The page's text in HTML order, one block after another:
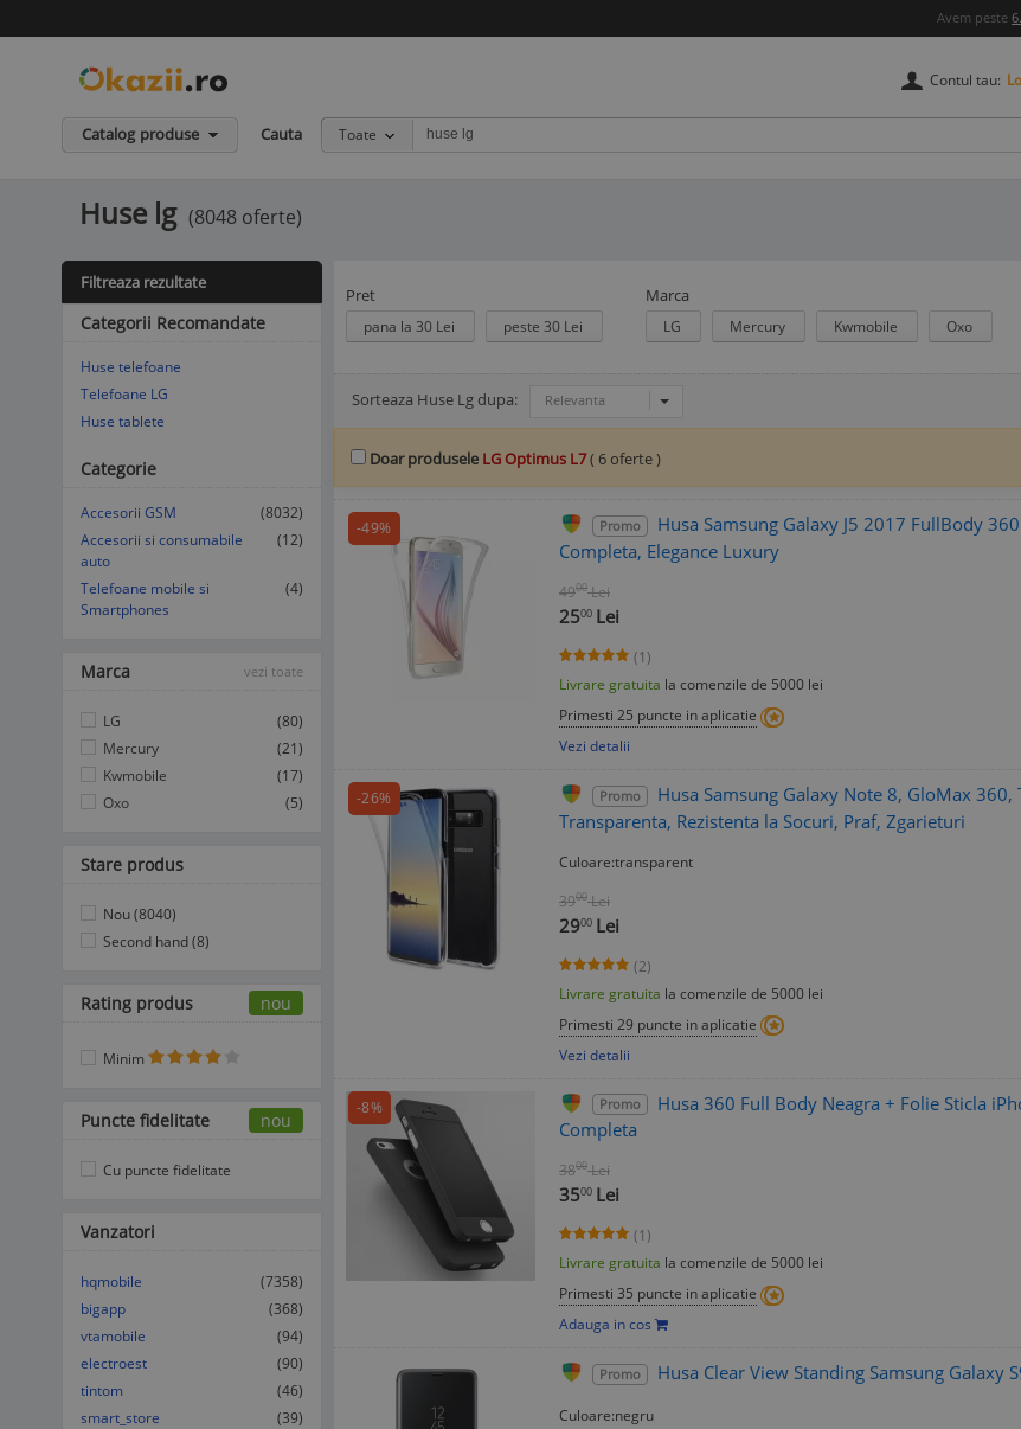
Avem peste
Contul tau:
Catalog produse Cauta Toate
Huse lg (8048 oferte)
Pret
pana la 30 Lei peste 30 Lei
Marca
LG Mercury Kwmobile Oxo
Sorteaza Huse Lg dupa: Relevanta
Afisare Lista
Afisare galerie
Doar produsele LG Optimus L7( 6 oferte )
-49% Promo
Husa Samsung Galaxy J5 2017 FullBody
Completa, Elegance Luxury
4900 Lei
2500 Lei
(1)
Livrare gratuita la comenzile de 5000 lei
Primesti 25 puncte in aplicatie
Vezi detalii
-26% Promo
Husa Samsung Galaxy Note 8, GloMax
Transparenta, Rezistenta la Socuri, Praf, Zgarieturi
Culoare:transparent
3900 Lei
2900 Lei
(2)
Livrare gratuita la comenzile de 5000 lei
Primesti 29 puncte in aplicatie
Vezi detalii
-8% Promo
Husa 360 Full Body Neagra + Folie Sticla
Completa
3800 Lei
3500 Lei
(1)
Livrare gratuita la comenzile de 5000 lei
Primesti 35 puncte in aplicatie
Adauga in cos
Promo Husa Clear View Standing Samsung Galaxy
Culoare:negru
Filtreaza rezultate
Categorii Recomandate
Huse telefoane
Telefoane LG
Huse tablete
Categorie
Accesorii GSM
(8032)
Accesorii si consumabile
auto
(12)
Telefoane mobile si
Smartphones
(4)
Marca vezi toate
LG
(80)
Mercury
(21)
Kwmobile
(17)
Oxo
(5)
Stare produs
Nou (8040)
Second hand (8)
Rating produs nou
Minim
Puncte fidelitate nou
Cu puncte fidelitate
Vanzatori
hqmobile
(7358)
bigapp
(368)
vtamobile
(94)
electroest
(90)
tintom
(46)
smart_store
(39)